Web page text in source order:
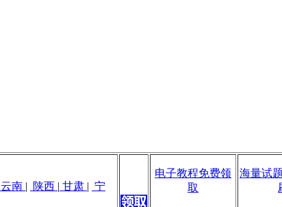
云南 | 陕西 | 甘肃 | 宁
电子教程免费领
取
海量试